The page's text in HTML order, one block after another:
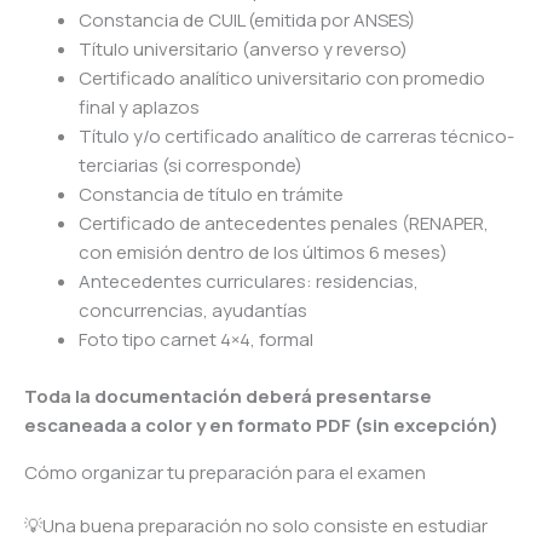
Constancia de CUIL (emitida por ANSES)
Título universitario (anverso y reverso)
Certificado analítico universitario con promedio
final y aplazos
Título y/o certificado analítico de carreras técnico-
terciarias (si corresponde)
Constancia de título en trámite
Certificado de antecedentes penales (RENAPER,
con emisión dentro de los últimos 6 meses)
Antecedentes curriculares: residencias,
concurrencias, ayudantías
Foto tipo carnet 4×4, formal
Toda la documentación deberá presentarse
escaneada a color y en formato PDF (sin excepción)
Cómo organizar tu preparación para el examen
💡Una buena preparación no solo consiste en estudiar